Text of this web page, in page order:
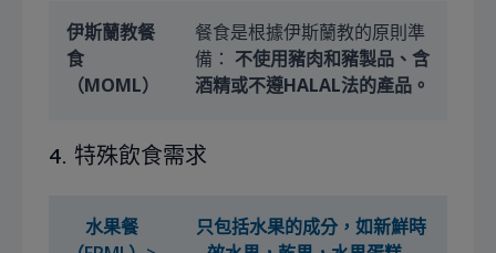
伊斯蘭教餐
食
（MOML）
餐食是根據伊斯蘭教的原則準
備： 不使用豬肉和豬製品、含
酒精或不遵HALAL法的產品。
4. 特殊飲食需求
水果餐
只包括水果的成分，如新鮮時